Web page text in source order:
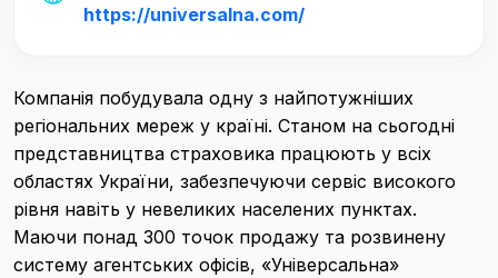
https://universalna.com/
Компанія побудувала одну з найпотужніших
регіональних мереж у країні. Станом на сьогодні
представництва страховика працюють у всіх
областях України, забезпечуючи сервіс високого
рівня навіть у невеликих населених пунктах.
Маючи понад 300 точок продажу та розвинену
систему агентських офісів, «Універсальна»